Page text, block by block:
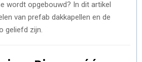
wordt opgebouwd? In dit artikel
van prefab dakkapellen en de
geliefd zijn.